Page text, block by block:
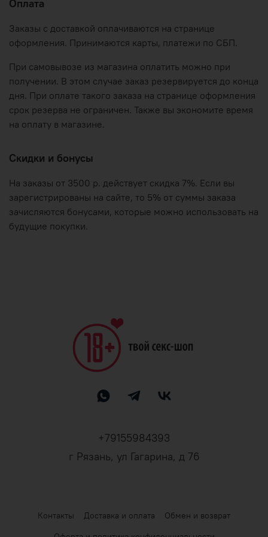
Оплата
Заказы с доставкой оплачиваются на странице
оформления. Принимаются карты, платежи по СБП.
При самовывозе из магазина оплатить можно при
получении. В этом случае заказ резервируется до конца
дня. При оплате такого заказа на странице оформления
срок резерва не ограничен. Также вы экономите время
на оплату в магазине.
Скидки и бонусы
На заказы от 3500 р. действует скидка 7%. Если вы
зарегистрированы на сайте, то 5% от суммы заказа
зачисляются бонусами, которые можно использовать на
будущие покупки.
+79155984393
г Рязань, ул Гагарина, д 76
Контакты Доставка и оплата
Обмен и возврат